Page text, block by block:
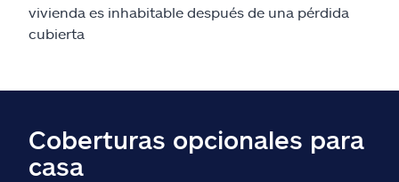
vivienda es inhabitable después de una pérdida
cubierta
Coberturas opcionales para
casa